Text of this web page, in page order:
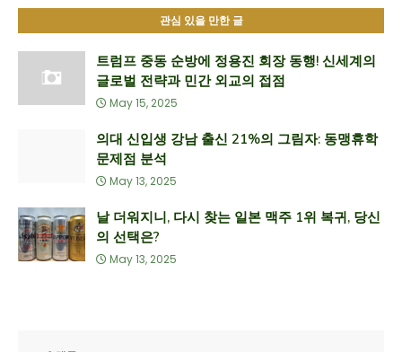
관심 있을 만한 글
트럼프 중동 순방에 정용진 회장 동행! 신세계의
글로벌 전략과 민간 외교의 접점
May 15, 2025
의대 신입생 강남 출신 21%의 그림자: 동맹휴학
문제점 분석
May 13, 2025
날 더워지니, 다시 찾는 일본 맥주 1위 복귀, 당신
의 선택은?
May 13, 2025